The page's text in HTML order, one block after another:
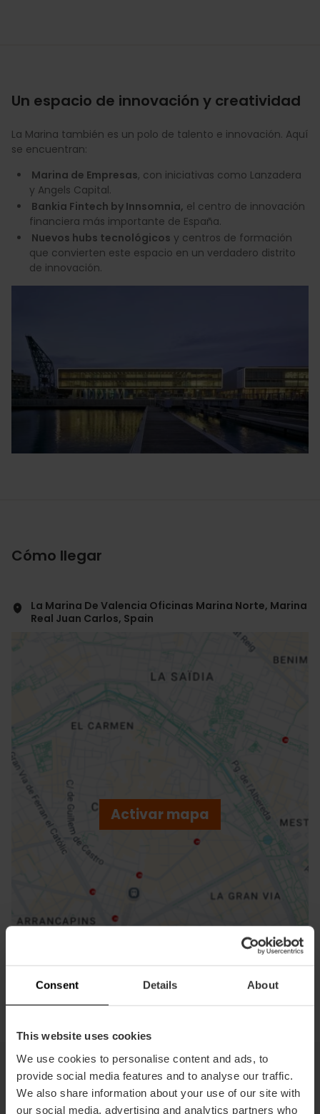
Consent Details About
This website uses cookies
We use cookies to personalise content and ads, to
provide social media features and to analyse our traffic.
We also share information about your use of our site with
our social media, advertising and analytics partners who
Un espacio de innovación y creatividad
La Marina también es un polo de talento e innovación. Aquí
se encuentran:
Marina de Empresas, con iniciativas como Lanzadera
y Angels Capital.
Bankia Fintech by Innsomnia, el centro de innovación
financiera más importante de España.
Nuevos hubs tecnológicos y centros de formación
que convierten este espacio en un verdadero distrito
de innovación.
Cómo llegar
La Marina De Valencia Oficinas Marina Norte, Marina
Real Juan Carlos, Spain
Activar mapa
Cómo llegar
Dónde comer en la Marina